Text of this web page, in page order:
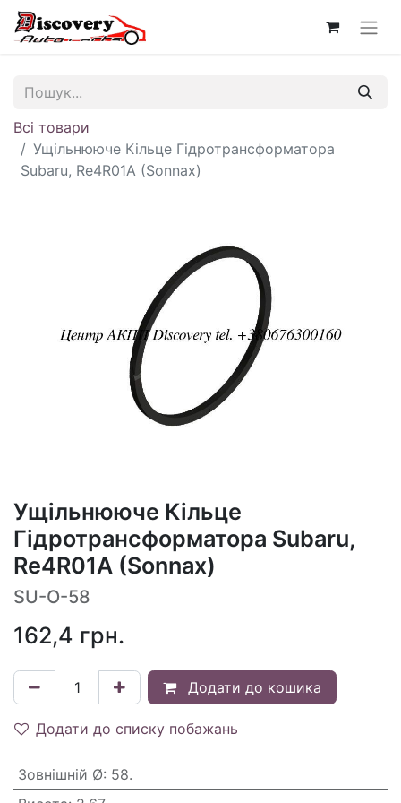
Всі товари
Ущільнююче Кільце Гідротрансформатора
Subaru, Re4R01A (Sonnax)
Ущільнююче Кільце
Гідротрансформатора Subaru,
Re4R01A (Sonnax)
SU-O-58
162,4 грн.
Додати до кошика
Додати до списку побажань
Зовнішній Ø: 58.